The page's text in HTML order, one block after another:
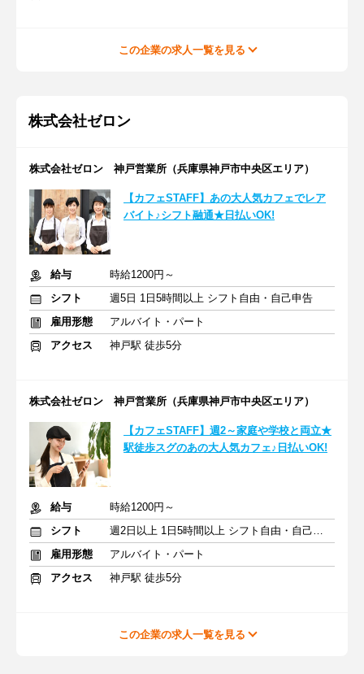
この企業の求人一覧を見る
株式会社ゼロン
株式会社ゼロン 神戸営業所（兵庫県神戸市中央区エリア）
【カフェSTAFF】あの大人気カフェでレア
バイト♪シフト融通★日払いOK!
給与
時給1200円～
シフト
週5日 1日5時間以上 シフト自由・自己申告
雇用形態
アルバイト・パート
アクセス
神戸駅 徒歩5分
株式会社ゼロン 神戸営業所（兵庫県神戸市中央区エリア）
【カフェSTAFF】週2～家庭や学校と両立★
駅徒歩スグのあの大人気カフェ♪日払いOK!
給与
時給1200円～
シフト
週2日以上 1日5時間以上 シフト自由・自己申告
雇用形態
アルバイト・パート
アクセス
神戸駅 徒歩5分
この企業の求人一覧を見る